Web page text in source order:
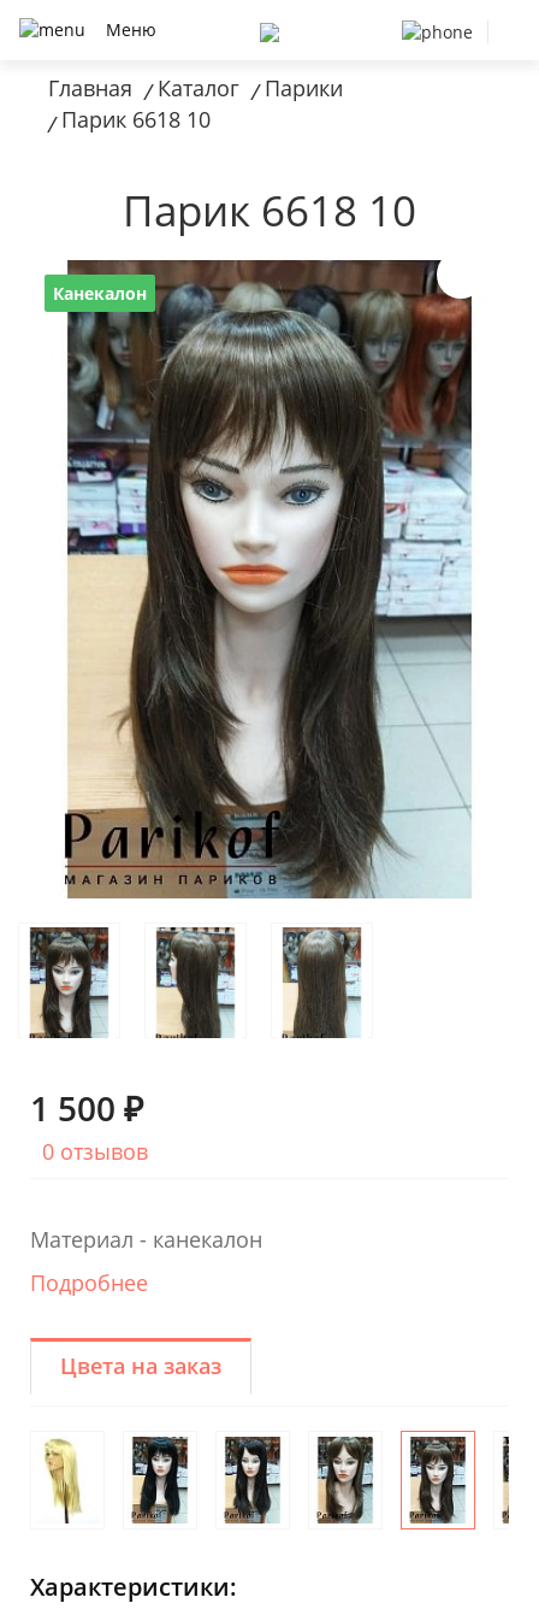
Меню
Главная / Каталог / Парики
/ Парик 6618 10
Парик 6618 10
Канекалон
1 500 ₽
0 отзывов
Материал - канекалон
Подробнее
Цвета на заказ
Характеристики: